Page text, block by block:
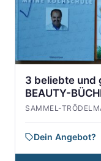
3 beliebte und
BEAUTY-
SAMMEL-
Dein Angebot?